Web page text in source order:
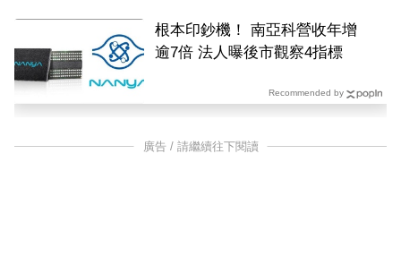
根本印鈔機！ 南亞科營收年增
逾7倍 法人曝後市觀察4指標
Recommended by
廣告 / 請繼續往下閱讀